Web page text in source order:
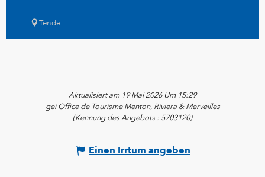
Tende
Aktualisiert am 19 Mai 2026 Um 15:29
gei Office de Tourisme Menton, Riviera & Merveilles
(Kennung des Angebots : 5703120)
Einen Irrtum angeben